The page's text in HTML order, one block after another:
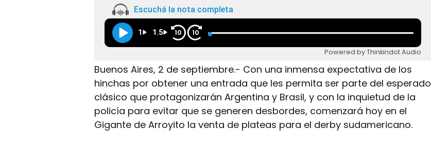
Escuchá la nota completa
1 1.5 10 10
Powered by Thinkindot Audio
Buenos Aires, 2 de septiembre.- Con una inmensa expectativa de los
hinchas por obtener una entrada que les permita ser parte del esperado
clásico que protagonizarán Argentina y Brasil, y con la inquietud de la
policía para evitar que se generen desbordes, comenzará hoy en el
Gigante de Arroyito la venta de plateas para el derby sudamericano.